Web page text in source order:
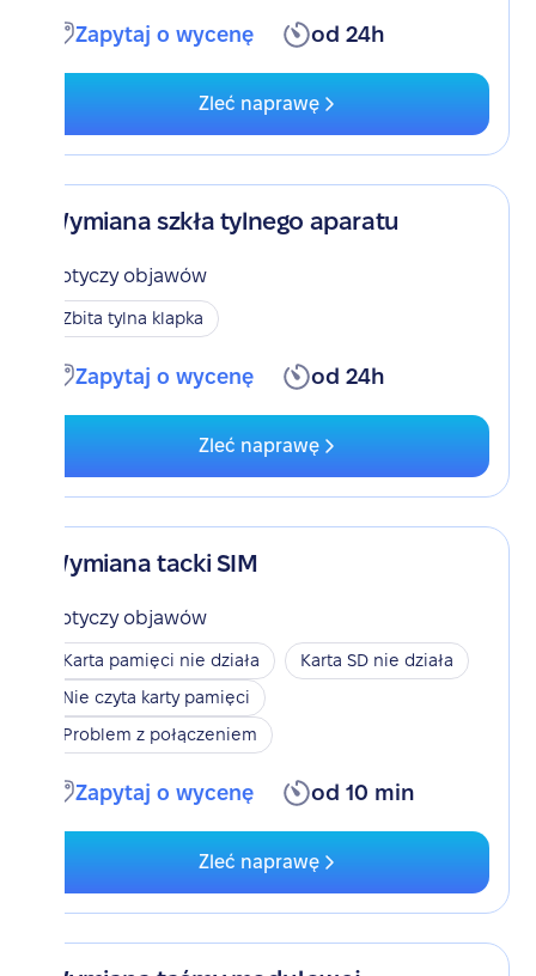
Zapytaj o wycenę od 24h
Zleć naprawę
Wymiana szkła tylnego aparatu
Dotyczy objawów
Zbita tylna klapka
Zapytaj o wycenę od 24h
Zleć naprawę
Wymiana tacki SIM
Dotyczy objawów
Karta pamięci nie działa
Karta SD nie działa
Nie czyta karty pamięci
Problem z połączeniem
Zapytaj o wycenę od 10 min
Zleć naprawę